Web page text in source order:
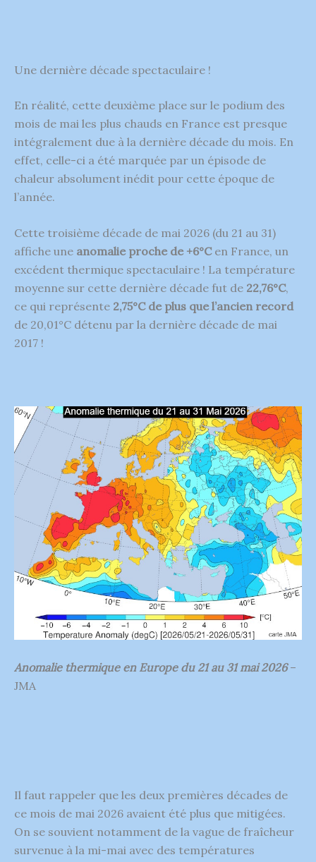
Une dernière décade spectaculaire !
En réalité, cette deuxième place sur le podium des
mois de mai les plus chauds en France est presque
intégralement due à la dernière décade du mois. En
effet, celle-ci a été marquée par un épisode de
chaleur absolument inédit pour cette époque de
l’année.
Cette troisième décade de mai 2026 (du 21 au 31)
affiche une anomalie proche de +6°Cen France, un
excédent thermique spectaculaire ! La température
moyenne sur cette dernière décade fut de 22,76°C,
ce qui représente 2,75°C de plus que l’ancien record
de 20,01°C détenu par la dernière décade de mai
2017 !
Anomalie thermique en Europe du 21 au 31 mai 2026–
JMA
Il faut rappeler que les deux premières décades de
ce mois de mai 2026 avaient été plus que mitigées.
On se souvient notamment de la vague de fraîcheur
survenue à la mi-mai avec des températures